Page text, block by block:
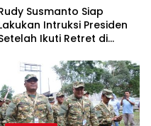
Susmanto Siap
Intruksi Presiden
Ikuti Retret di